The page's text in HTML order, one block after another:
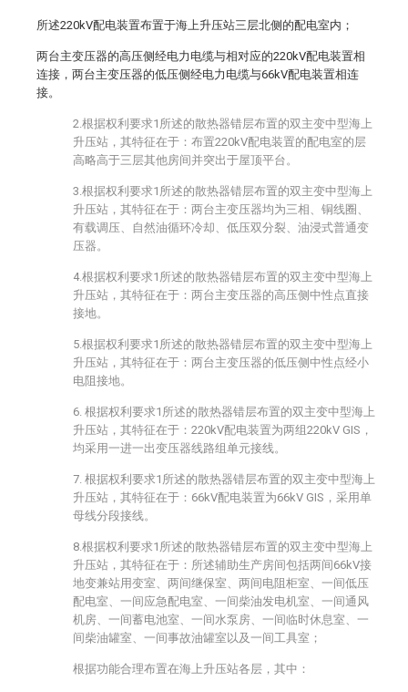
所述220kV配电装置布置于海上升压站三层北侧的配电室内；
两台主变压器的高压侧经电力电缆与相对应的220kV配电装置相
连接，两台主变压器的低压侧经电力电缆与66kV配电装置相连
接。
2.根据权利要求1所述的散热器错层布置的双主变中型海上
升压站，其特征在于：布置220kV配电装置的配电室的层
高略高于三层其他房间并突出于屋顶平台。
3.根据权利要求1所述的散热器错层布置的双主变中型海上
升压站，其特征在于：两台主变压器均为三相、铜线圈、
有载调压、自然油循环冷却、低压双分裂、油浸式普通变
压器。
4.根据权利要求1所述的散热器错层布置的双主变中型海上
升压站，其特征在于：两台主变压器的高压侧中性点直接
接地。
5.根据权利要求1所述的散热器错层布置的双主变中型海上
升压站，其特征在于：两台主变压器的低压侧中性点经小
电阻接地。
6. 根据权利要求1所述的散热器错层布置的双主变中型海上
升压站，其特征在于：220kV配电装置为两组220kV GIS，
均采用一进一出变压器线路组单元接线。
7. 根据权利要求1所述的散热器错层布置的双主变中型海上
升压站，其特征在于：66kV配电装置为66kV GIS，采用单
母线分段接线。
8.根据权利要求1所述的散热器错层布置的双主变中型海上
升压站，其特征在于：所述辅助生产房间包括两间66kV接
地变兼站用变室、两间继保室、两间电阻柜室、一间低压
配电室、一间应急配电室、一间柴油发电机室、一间通风
机房、一间蓄电池室、一间水泵房、一间临时休息室、一
间柴油罐室、一间事故油罐室以及一间工具室；
根据功能合理布置在海上升压站各层，其中：